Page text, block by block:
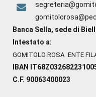
Banca Sella, sede di
Intestato a:
GOMITOLO ROSA ENTE
IBAN
C.F. 90063400023